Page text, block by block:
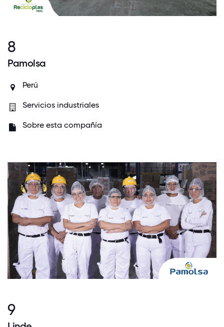
8
Pamolsa
Perú
Servicios industriales
Sobre esta compañía
9